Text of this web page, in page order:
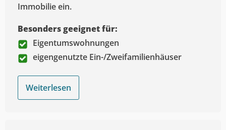
Immobilie ein.
Besonders geeignet für:
Eigentumswohnungen
eigengenutzte Ein-/Zweifamilienhäuser
Weiterlesen